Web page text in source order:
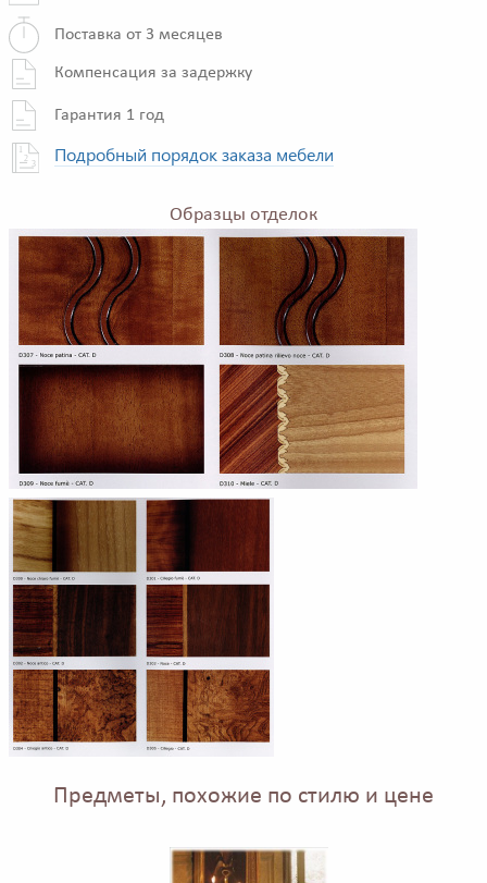
Поставка от 3 месяцев
Компенсация за задержку
Гарантия 1 год
Подробный порядок заказа мебели
Образцы отделок
Предметы, похожие по стилю и цене